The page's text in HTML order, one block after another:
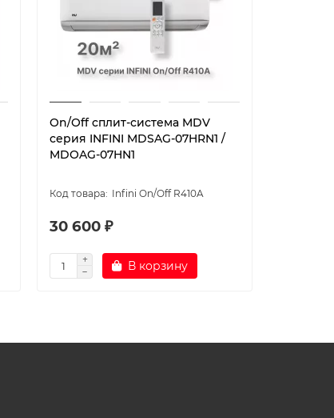
On/Off cплит-система MDV
серия INFINI MDSAG-07HRN1 /
MDOAG-07HN1
Infini On/Off R410A
30 600 ₽
В корзину